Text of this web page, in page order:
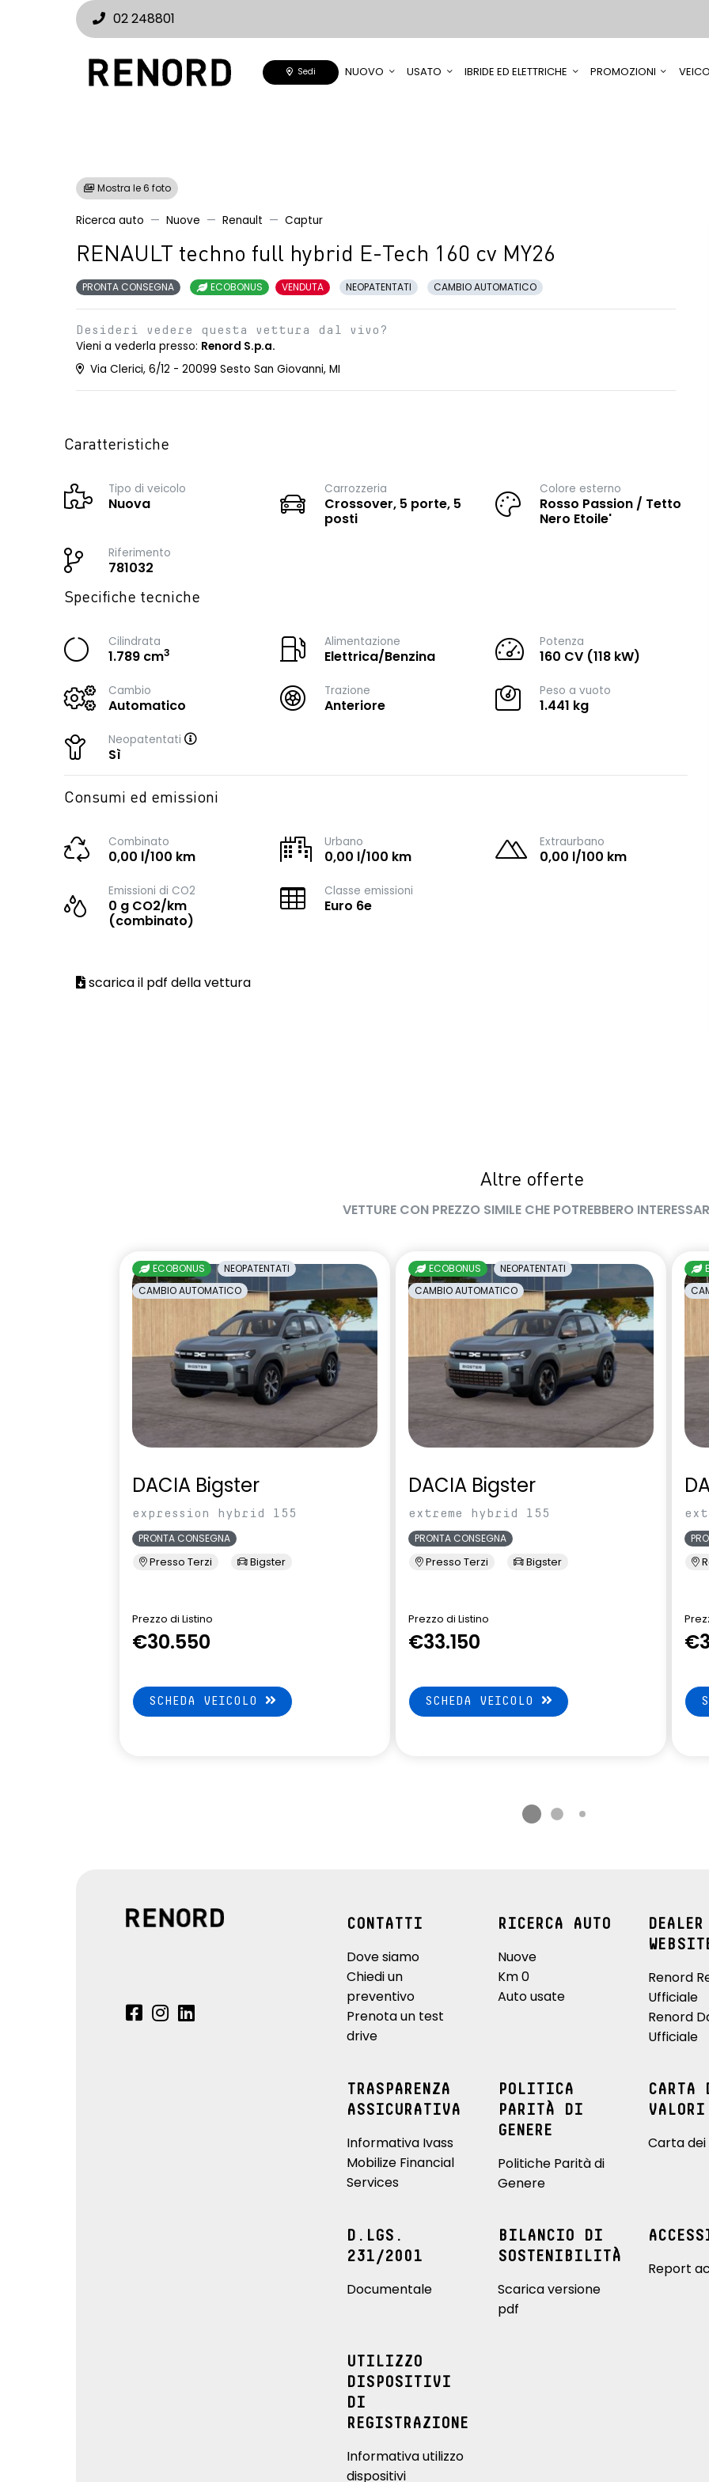
02 248801
Sedi NUOVO USATO IBRIDE ED ELETTRICHE PROMOZIONI
Mostra le 6 foto
Ricerca auto Nuove Renault Captur
RENAULT techno full hybrid E-Tech 160 cv MY26
PRONTA CONSEGNA ECOBONUS VENDUTA NEOPATENTATI CAMBIO AUTOMATICO
Desideri vedere questa vettura dal vivo?
Vieni a vederla presso: Renord S.p.a.
Via Clerici, 6/12 - 20099 Sesto San Giovanni, MI
Caratteristiche
Tipo di veicolo
Nuova
Carrozzeria
Crossover, 5 porte, 5
posti
Colore esterno
Rosso Passion / Tetto
Nero Etoile'
Riferimento
781032
Specifiche tecniche
Cilindrata
1.789 cm3
Alimentazione
Elettrica/Benzina
Potenza
160 CV (118 kW)
Cambio
Automatico
Trazione
Anteriore
Peso a vuoto
1.441 kg
Neopatentati
Sì
Consumi ed emissioni
Combinato
0,00 l/100 km
Urbano
0,00 l/100 km
Extraurbano
0,00 l/100 km
Emissioni di CO2
0 g CO2/km
(combinato)
Classe emissioni
Euro 6e
scarica il pdf della vettura
Altre offerte
VETTURE CON PREZZO SIMILE CHE POTREBBERO
ECOBONUS
NEOPATENTATI
CAMBIO AUTOMATICO
DACIA Bigster
expression hybrid 155
PRONTA CONSEGNA
Presso Terzi Bigster
Prezzo di Listino
€30.550
SCHEDA VEICOLO
ECOBONUS
NEOPATENTATI
CAMBIO AUTOMATICO
DACIA Bigster
extreme hybrid 155
PRONTA CONSEGNA
Presso Terzi Bigster
Prezzo di Listino
€33.150
SCHEDA VEICOLO
CONTATTI
Dove siamo
Chiedi un
preventivo
Prenota un test
drive
RICERCA AUTO
Nuove
Km 0
Auto usate
DEALER
Renord
Ufficiale
Renord
Ufficiale
TRASPARENZA
ASSICURATIVA
Informativa Ivass
Mobilize Financial
Services
POLITICA
PARITÀ DI
GENERE
Politiche Parità di
Genere
CARTA
VALORI
Carta dei
D.LGS.
231/2001
Documentale
BILANCIO DI
SOSTENIBILITÀ
Scarica versione
pdf
Report
UTILIZZO
DISPOSITIVI
DI
REGISTRAZIONE
Informativa utilizzo
dispositivi